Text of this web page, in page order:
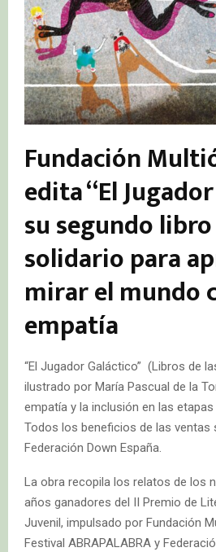
Fundación
edita “El
su segundo
solidario para
mirar el mundo
empatía
“El Jugador Galáctico” (Libros de
ilustrado por María Pascual de la
empatía y la inclusión en las
Todos los beneficios de las ventas
Federación Down España.
La obra recopila los relatos de los
años ganadores del II Premio de
Juvenil, impulsado por Fundación
Festival ABRAPALABRA y